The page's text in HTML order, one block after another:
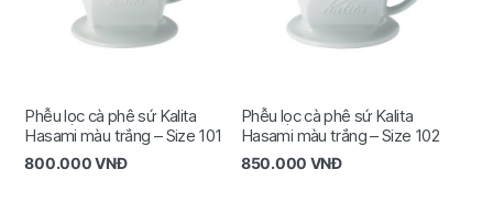
Phễu lọc cà phê sứ Kalita
Hasami màu trắng – Size 101
800.000VNĐ
Phễu lọc cà phê sứ Kalita
Hasami màu trắng – Size 102
850.000 VNĐ